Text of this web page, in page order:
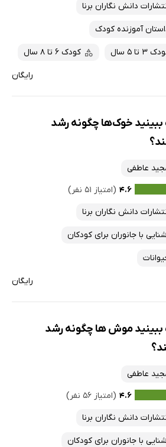
دانش نگاران برنا
آموزنده کودک
3 تا 5 سال کودک 6 تا 8 سال
رایگان
خوک‌ها چگونه رشد
عاطفی
۴.۶ (امتیاز ۵۱ نفر)
دانش نگاران برنا
با جانوران برای کودکان
رایگان
ببینید موش ها چگونه رشد
عاطفی
۴.۶ (امتیاز ۵۶ نفر)
دانش نگاران برنا
با جانوران برای کودکان